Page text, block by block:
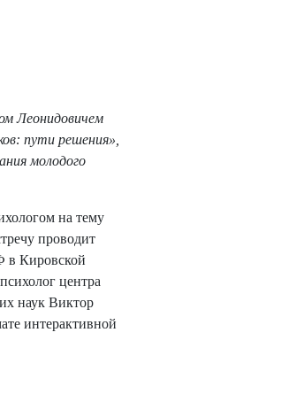
Леонидовичем
пути решения»,
молодого
на тему
проводит
в Кировской
центра
наук Виктор
интерактивной